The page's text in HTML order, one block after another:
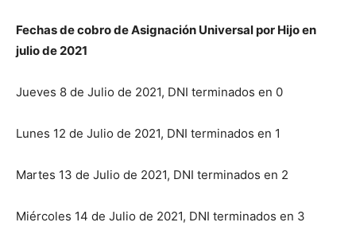
Fechas de cobro de Asignación Universal por Hijo en
julio de 2021
Jueves 8 de Julio de 2021, DNI terminados en 0
Lunes 12 de Julio de 2021, DNI terminados en 1
Martes 13 de Julio de 2021, DNI terminados en 2
Miércoles 14 de Julio de 2021, DNI terminados en 3